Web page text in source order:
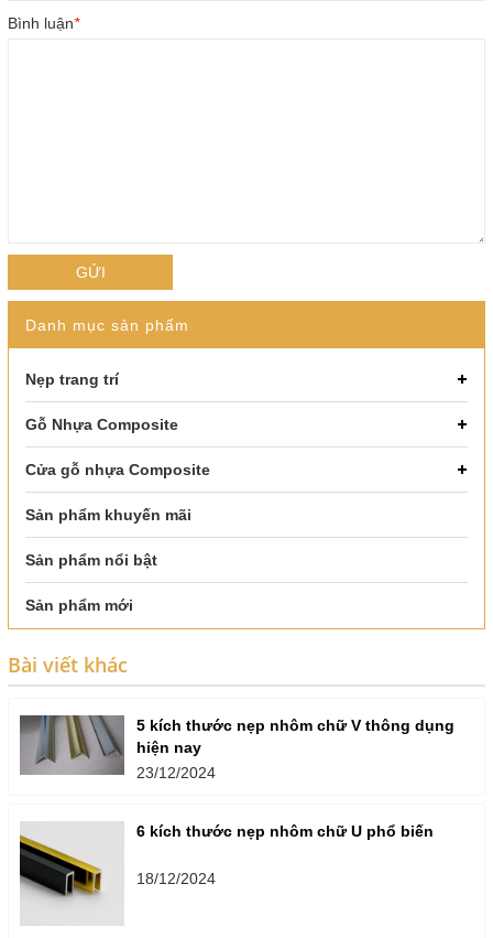
Bình luận*
GỬI
Danh mục sản phẩm
Nẹp trang trí
Gỗ Nhựa Composite
Cửa gỗ nhựa Composite
Sản phẩm khuyến mãi
Sản phẩm nổi bật
Sản phẩm mới
Bài viết khác
5 kích thước nẹp nhôm chữ V thông dụng
hiện nay
23/12/2024
6 kích thước nẹp nhôm chữ U phổ biến
18/12/2024